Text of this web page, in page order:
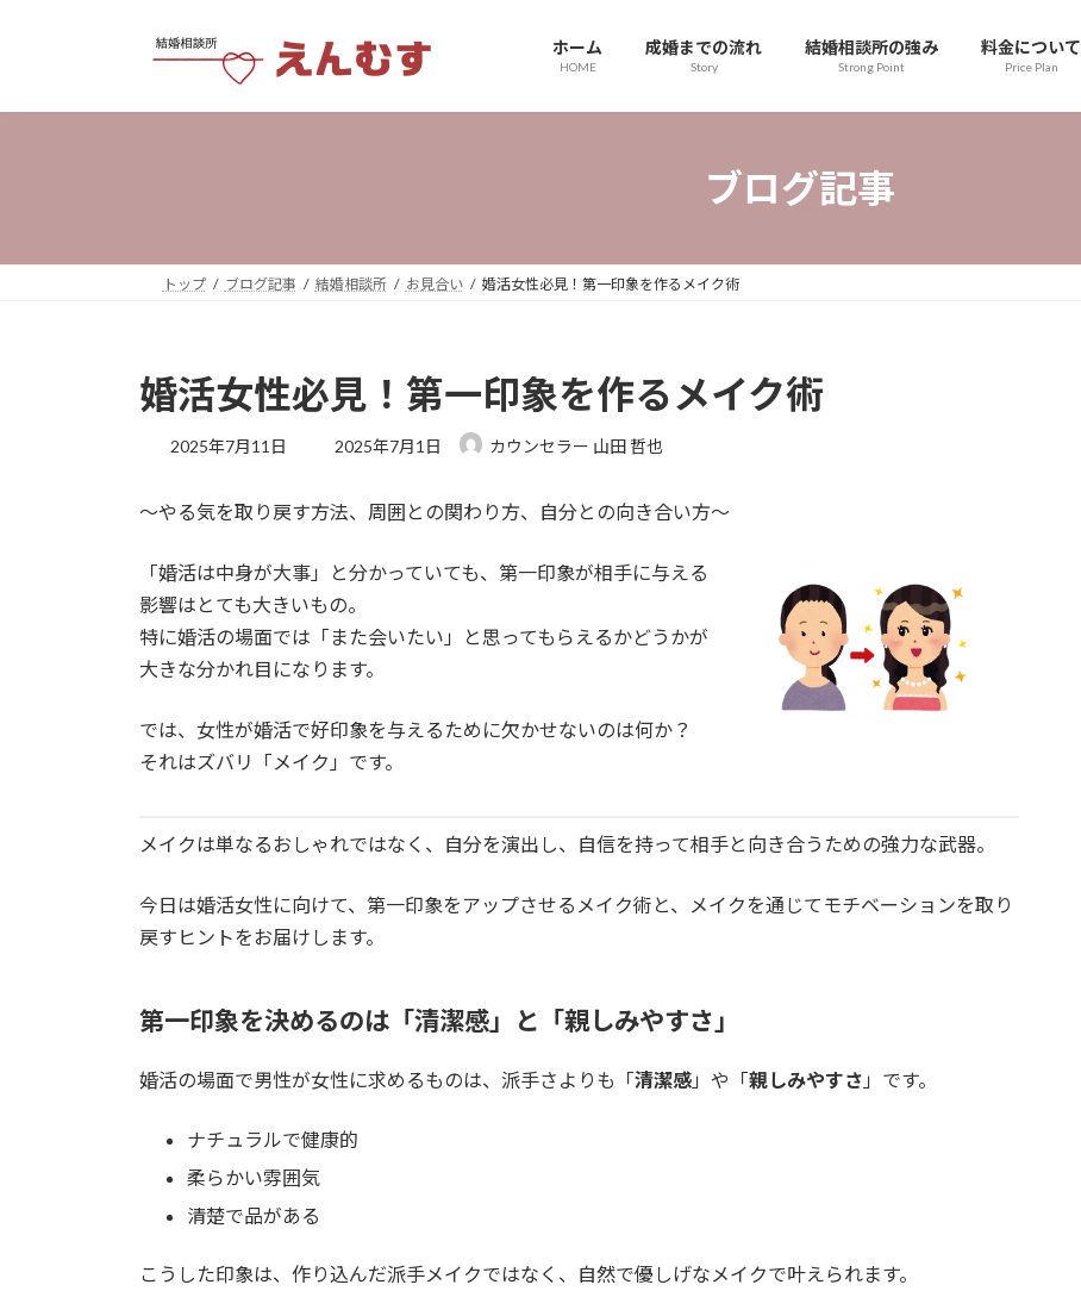
プ
動
ホーム
HOME
成婚までの流れ
Story
結婚相談所の強み
Strong Point
料金について
Price Plan
ブログ記事
トップ ブログ記事 結婚相談所 お見合い 婚活女性必見！第一印象を作るメイク術
婚活女性必見！第一印象を作るメイク術
2025年7月11日
最
新
時
:
2025年7月1日 カウンセラー 山田 哲也
～やる気を取り戻す方法、周囲との関わり方、自分との向き合い方～
「婚活は中身が大事」と分かっていても、第一印象が相手に与える
影響はとても大きいもの。
特に婚活の場面では「また会いたい」と思ってもらえるかどうかが
大きな分かれ目になります。
では、女性が婚活で好印象を与えるために欠かせないのは何か？
それはズバリ「メイク」です。
メイクは単なるおしゃれではなく、自分を演出し、自信を持って相手と向き合うための強力な武器。
今日は婚活女性に向けて、第一印象をアップさせるメイク術と、メイクを通じてモチベーションを取り
戻すヒントをお届けします。
第一印象を決めるのは「清潔感」と「親しみやすさ」
婚活の場面で男性が女性に求めるものは、派手さよりも「清潔感 」や「親しみやすさ 」です。
ナチュラルで健康的
柔らかい雰囲気
清楚で品がある
こうした印象は、作り込んだ派手メイクではなく、自然で優しげなメイクで叶えられます。